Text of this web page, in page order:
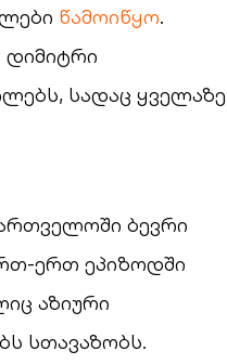
წამოიწყო.
სადაც ყველაზე
ბევრი
ერთ ეპიზოდში
აზიური
სთავაზობს.